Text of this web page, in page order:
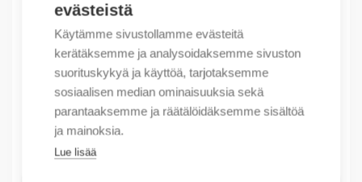
evästeistä
Käytämme sivustollamme evästeitä
kerätäksemme ja analysoidaksemme sivuston
suorituskykyä ja käyttöä, tarjotaksemme
sosiaalisen median ominaisuuksia sekä
parantaaksemme ja räätälöidäksemme sisältöä
ja mainoksia.
Lue lisää
(X) MM20-T1T1T1T1SAHH
122,81€/ myyntierä
Myyntierä sis. 1 kpl
Määrä
Määrä